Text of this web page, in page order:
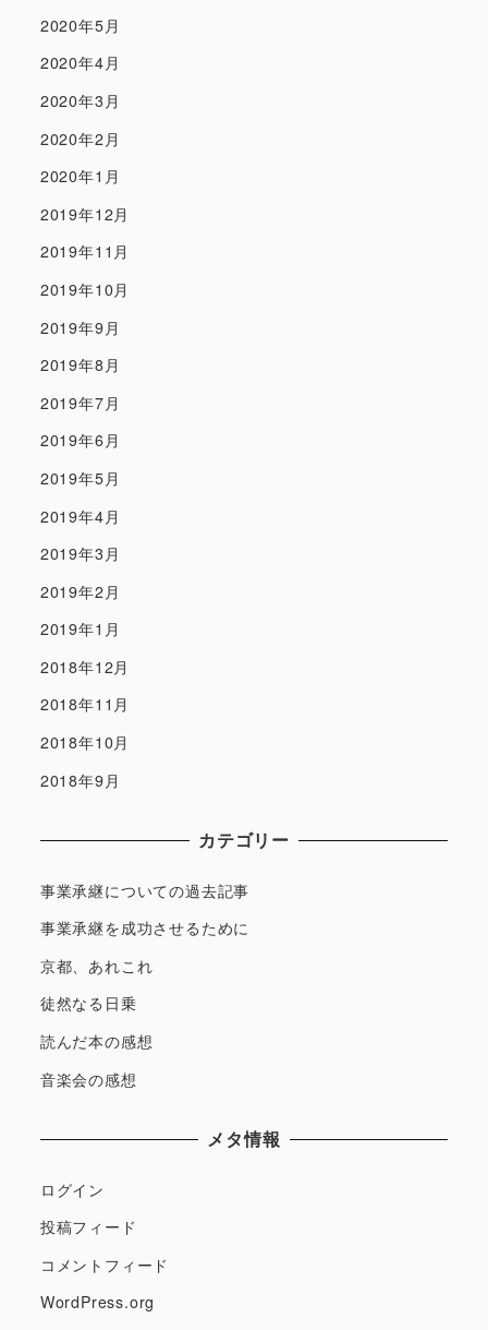
2020年5月
2020年4月
2020年3月
2020年2月
2020年1月
2019年12月
2019年11月
2019年10月
2019年9月
2019年8月
2019年7月
2019年6月
2019年5月
2019年4月
2019年3月
2019年2月
2019年1月
2018年12月
2018年11月
2018年10月
2018年9月
カテゴリー
事業承継についての過去記事
事業承継を成功させるために
京都、あれこれ
徒然なる日乗
読んだ本の感想
音楽会の感想
メタ情報
ログイン
投稿フィード
コメントフィード
WordPress.org